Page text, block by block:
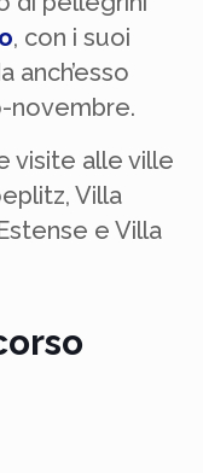
, con i suoi
anch’esso
novembre.
visite alle ville
Villa
e Villa